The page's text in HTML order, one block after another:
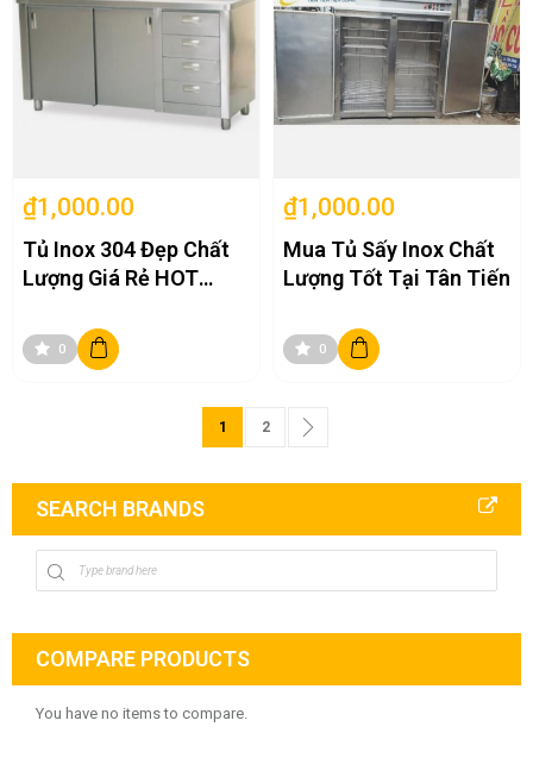
₫1,000.00
Tủ Inox 304 Đẹp Chất
Lượng Giá Rẻ HOT
0
₫1,000.00
Mua Tủ Sấy Inox Chất
Lượng Tốt Tại Tân Tiến
0
You're currently reading page
1 Page
2
SEARCH BRANDS
COMPARE PRODUCTS
You have no items to compare.